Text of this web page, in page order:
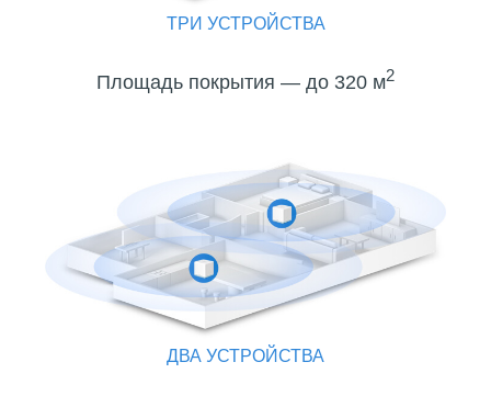
ТРИ УСТРОЙСТВА
Площадь покрытия — до 320 м2
ДВА УСТРОЙСТВА